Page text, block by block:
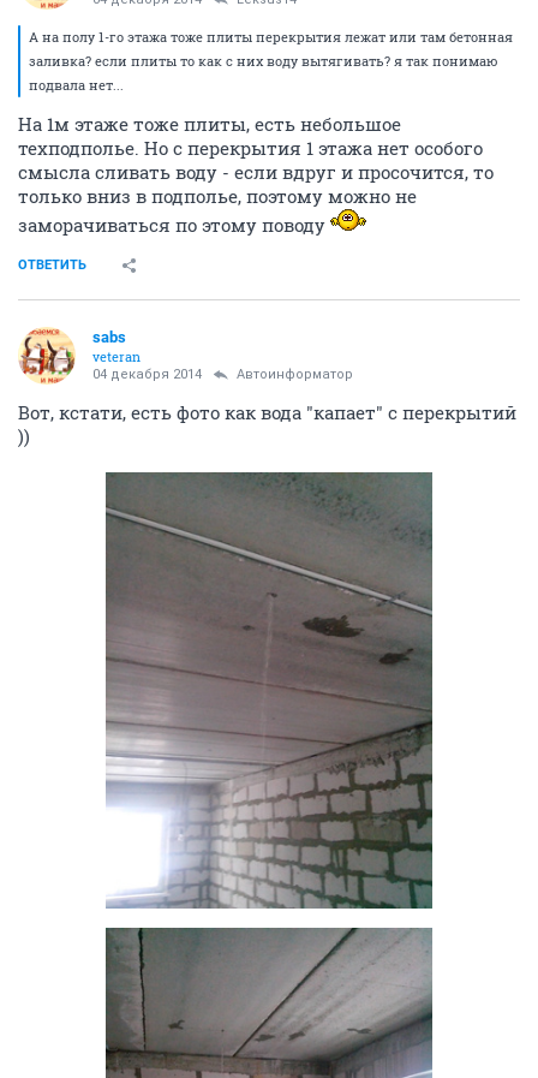
А на полу 1-го этажа тоже плиты перекрытия лежат или там бетонная
заливка? если плиты то как с них воду вытягивать? я так понимаю
подвала нет...
На 1м этаже тоже плиты, есть небольшое
техподполье. Но с перекрытия 1 этажа нет особого
смысла сливать воду - если вдруг и просочится, то
только вниз в подполье, поэтому можно не
заморачиваться по этому поводу
ОТВЕТИТЬ
sabs
veteran
04 декабря 2014 Автоинформатор
Вот, кстати, есть фото как вода "капает" с перекрытий
))